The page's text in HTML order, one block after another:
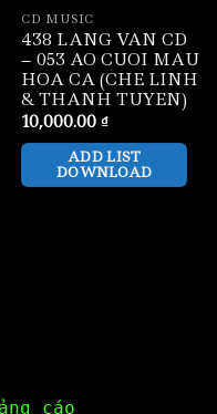
CD MUSIC
438 LANG VAN CD
– 053 AO CUOI MAU
HOA CA (CHE LINH
& THANH TUYEN)
10,000.00₫
ADD LIST
DOWNLOAD
cáo